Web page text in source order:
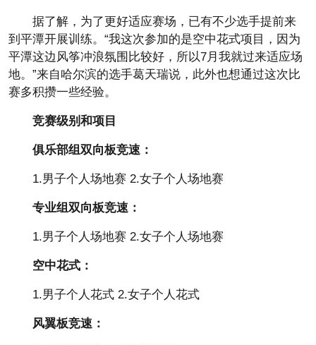
据了解，为了更好适应赛场，已有不少选手提前来
到平潭开展训练。“我这次参加的是空中花式项目，因为
平潭这边风筝冲浪氛围比较好，所以7月我就过来适应场
地。”来自哈尔滨的选手葛天瑞说，此外也想通过这次比
赛多积攒一些经验。
竞赛级别和项目
俱乐部组双向板竞速：
1.男子个人场地赛 2.女子个人场地赛
专业组双向板竞速：
1.男子个人场地赛 2.女子个人场地赛
空中花式：
1.男子个人花式 2.女子个人花式
风翼板竞速：